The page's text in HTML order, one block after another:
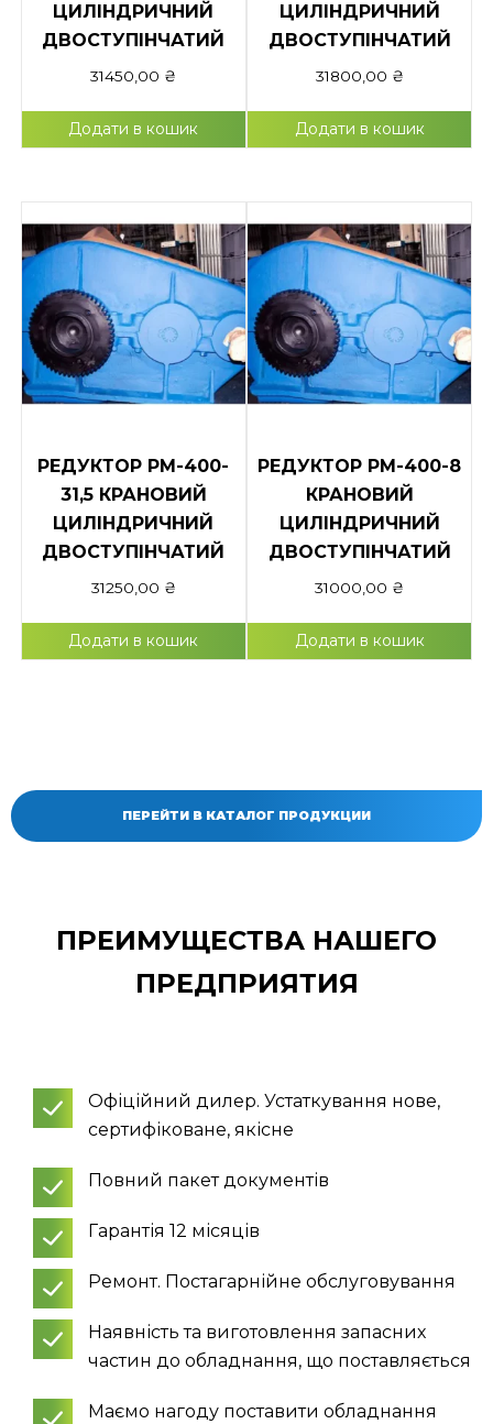
ЦИЛІНДРИЧНИЙ
ДВОСТУПІНЧАТИЙ
31450,00 ₴
Додати в кошик
ЦИЛІНДРИЧНИЙ
ДВОСТУПІНЧАТИЙ
31800,00 ₴
Додати в кошик
РЕДУКТОР РМ-400-
31,5 КРАНОВИЙ
ЦИЛІНДРИЧНИЙ
ДВОСТУПІНЧАТИЙ
31250,00 ₴
Додати в кошик
РЕДУКТОР РМ-400-8
КРАНОВИЙ
ЦИЛІНДРИЧНИЙ
ДВОСТУПІНЧАТИЙ
31000,00 ₴
Додати в кошик
ПЕРЕЙТИ В КАТАЛОГ ПРОДУКЦИИ
ПРЕИМУЩЕСТВА НАШЕГО
ПРЕДПРИЯТИЯ
Офіційний дилер. Устаткування нове,
сертифіковане, якісне
Повний пакет документів
Гарантія 12 місяців
Ремонт. Постагарнійне обслуговування
Наявність та виготовлення запасних
частин до обладнання, що поставляється
Маємо нагоду поставити обладнання